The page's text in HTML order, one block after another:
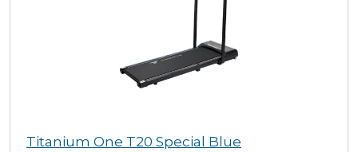
Titanium One T20 Special Blue